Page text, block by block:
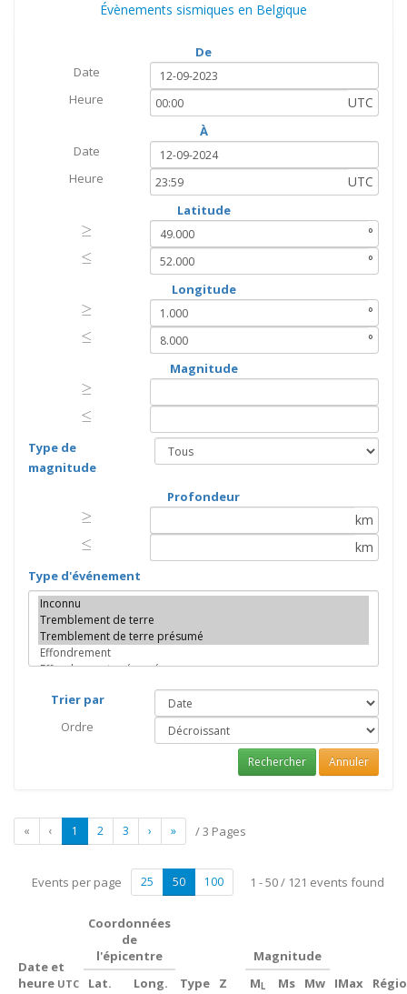
Évènements sismiques en Belgique
De
Date
Heure
UTC
À
Date
Heure
UTC
Latitude
≥
≥
°
≤
≤ °
Longitude
≥
≥
°
≤
≤ °
Magnitude
≥
≥
≤
≤
Type de
magnitude
Profondeur
≥
≥
km
≤
≤ km
Type d'événement
Trier par
Ordre
Rechercher Annuler
« ‹ 1 2 3 › » / 3 Pages
25 50 100
Events per page 1 - 50 / 121 events found
Date et
heure UTC
Coordonnées
de
l'épicentre
Type
Z
Magnitude
IMax
Lat. Long. M L Ms
Mw